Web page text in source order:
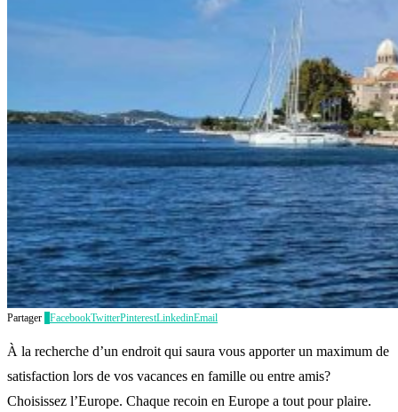
Partager FacebookTwitterPinterestLinkedinEmail
À la recherche d’un endroit qui saura vous apporter un maximum de
satisfaction lors de vos vacances en famille ou entre amis?
Choisissez l’Europe. Chaque recoin en Europe a tout pour plaire.